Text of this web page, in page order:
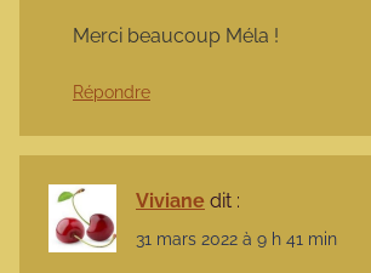
Merci beaucoup Méla !
Répondre
Viviane dit :
31 mars 2022 à 9 h 41 min